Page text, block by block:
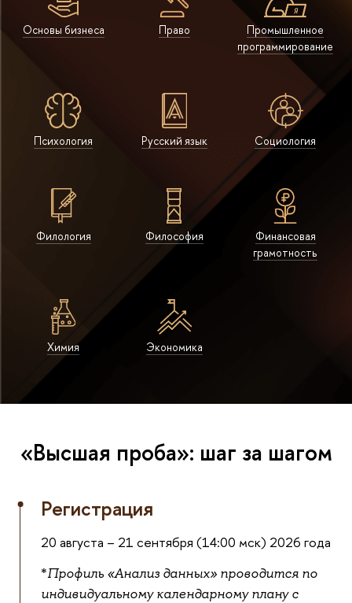
Основы бизнеса Право
Промышленное
программирование
Психология Русский язык Социология
Филология Философия
Финансовая
грамотность
Химия Экономика
«Высшая проба»: шаг за шагом
Регистрация
20 августа – 21 сентября (14:00 мск) 2026 года
*Профиль «Анализ данных» проводится по
индивидуальному календарному плану с